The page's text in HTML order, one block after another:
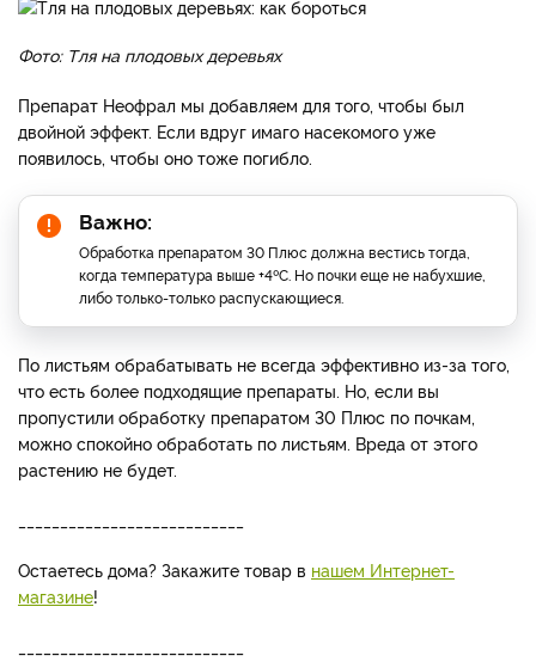
Фото: Тля на плодовых деревьях
Препарат Неофрал мы добавляем для того, чтобы был
двойной эффект. Если вдруг имаго насекомого уже
появилось, чтобы оно тоже погибло.
Важно:
Обработка препаратом 30 Плюс должна вестись тогда,
когда температура выше +4ºС. Но почки еще не набухшие,
либо только-только распускающиеся.
По листьям обрабатывать не всегда эффективно из-за того,
что есть более подходящие препараты. Но, если вы
пропустили обработку препаратом 30 Плюс по почкам,
можно спокойно обработать по листьям. Вреда от этого
растению не будет.
Остаетесь дома? Закажите товар в нашем Интернет-
магазине!